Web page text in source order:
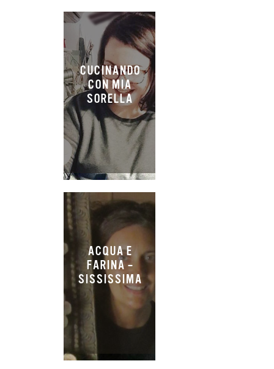
CUCINANDO
CON MIA
SORELLA
ACQUA E
FARINA –
SISSISSIMA